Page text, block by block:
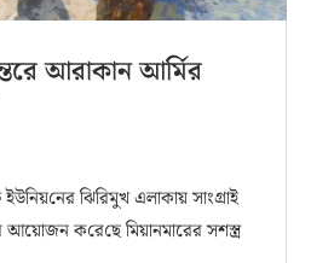
আরাকান আর্মির
ইউনিয়‌নের ঝিরিমুখ এলাকায় সাংগ্রাই
ক‌রে‌ছে মিয়ানমারের সশস্ত্র